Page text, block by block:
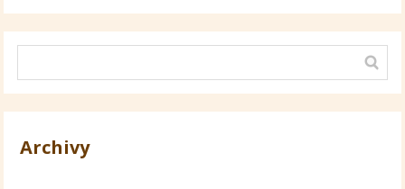
Archivy